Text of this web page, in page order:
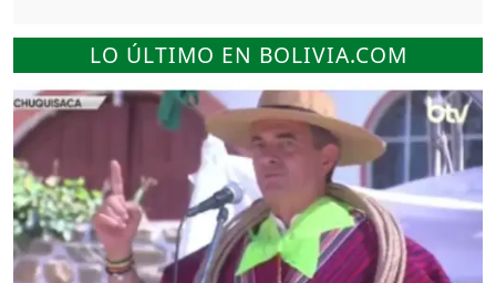
LO ÚLTIMO EN BOLIVIA.COM